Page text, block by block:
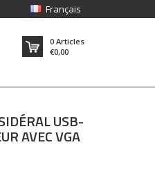
Français
0 Articles
€0,00
USB-
AVEC VGA